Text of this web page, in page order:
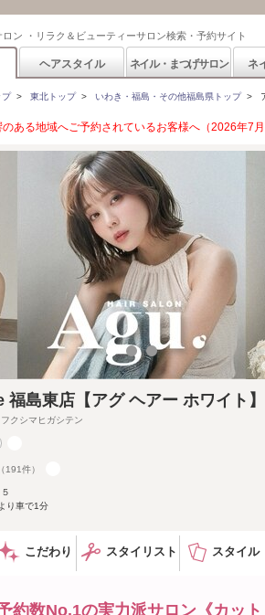
ン ・リラク＆ビューティーサロン検索・予約サイト
ヘアスタイル ネイル・まつげサロン ネ
プ> 東北トップ> いわき・福島・その他福島県トップ>
ある地域へご予約されているお客様へ（2026年7月
島東店【アグ ヘアー ホワイト】
シマヒガシテン
（191件）
り車で1分
こだわり スタイリスト スタイル
約数No.1の実力派サロン《カッ